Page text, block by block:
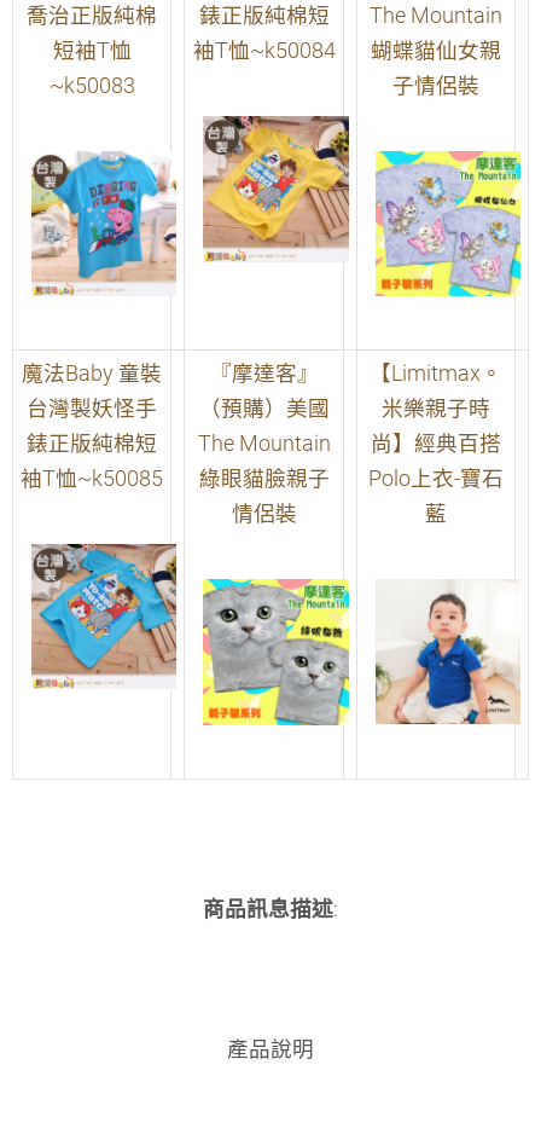
喬治正版純棉
短袖T恤
~k50083
錶正版純棉短
袖T恤~k50084
The Mountain
蝴蝶貓仙女親
子情侶裝
魔法Baby 童裝
台灣製妖怪手
錶正版純棉短
袖T恤~k50085
『摩達客』
（預購）美國
The Mountain
綠眼貓臉親子
情侶裝
【Limitmax。
米樂親子時
尚】經典百搭
Polo上衣-寶石
藍
商品訊息描述:
產品說明